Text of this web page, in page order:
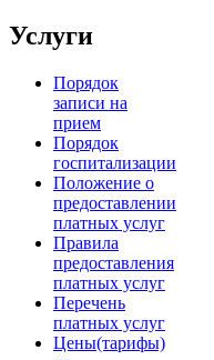
Услуги
Порядок
записи на
прием
Порядок
госпитализации
Положение о
предоставлении
платных услуг
Правила
предоставления
платных услуг
Перечень
платных услуг
Цены(тарифы)